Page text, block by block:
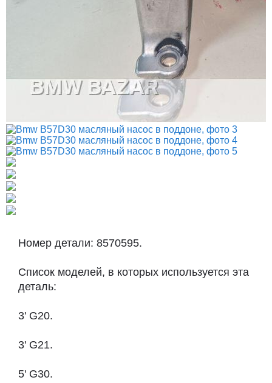
Номер детали: 8570595.
Список моделей, в которых используется эта
деталь:
3' G20.
3' G21.
5' G30.